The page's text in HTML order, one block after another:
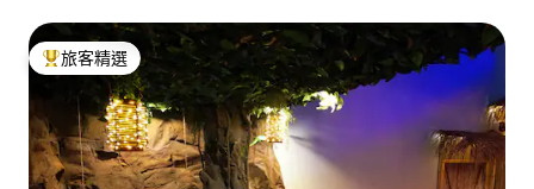
旅客精選榜首
旅客精選